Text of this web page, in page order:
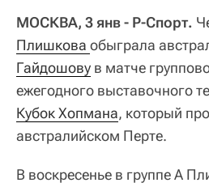
МОСКВА, 3 янв - Р-Спорт.
Плишкова обыграла
Гайдошову в матче
ежегодного выставочного
Кубок Хопмана, который
австралийском Перте.
В воскресенье в группе А